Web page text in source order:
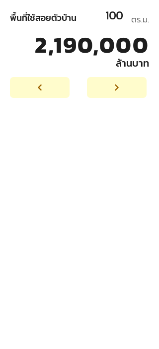
พื้นที่ใช้สอยตัวบ้าน 100 ตร.ม.
2,190,000
ล้านบาท